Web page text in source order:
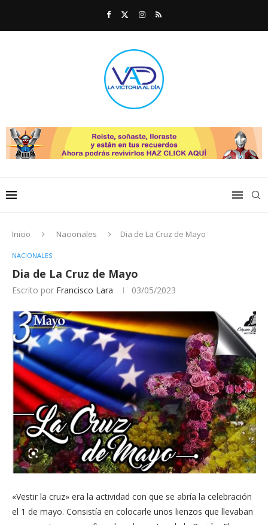
Inicio Nacionales Dia de La Cruz de Mayo
NACIONALES
Dia de La Cruz de Mayo
Escrito por Francisco Lara 03/05/2023
«Vestir la cruz» era la actividad con que se abría la celebración
el 1 de mayo. Consistía en colocarle unos lienzos que llevaban